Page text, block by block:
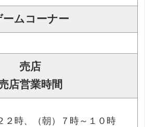
ームコーナー
売店
店営業時間
２時、（朝）７時～１０時